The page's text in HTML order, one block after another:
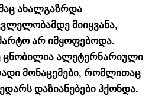
ახალგაზრდა
მიიყვანა,
არ იმყოფებოდა.
ალეტერნარიული
მონაცემები, რომლითაც
დაზიანებები ჰქონდა.